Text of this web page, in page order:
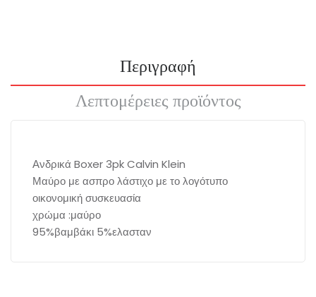
Περιγραφή
Λεπτομέρειες προϊόντος
Ανδρικά Boxer 3pk Calvin Klein
Μαύρο με ασπρο λάστιχο με το λογότυπο
οικονομική συσκευασία
χρώμα :μαύρο
95%βαμβάκι 5%ελασταν